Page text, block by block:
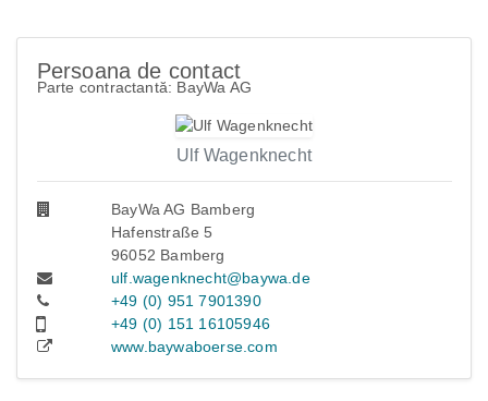
Persoana de contact
Parte contractantă: BayWa AG
Ulf Wagenknecht
BayWa AG Bamberg
Hafenstraße 5
96052 Bamberg
ulf.wagenknecht@baywa.de
+49 (0) 951 7901390
+49 (0) 151 16105946
www.baywaboerse.com